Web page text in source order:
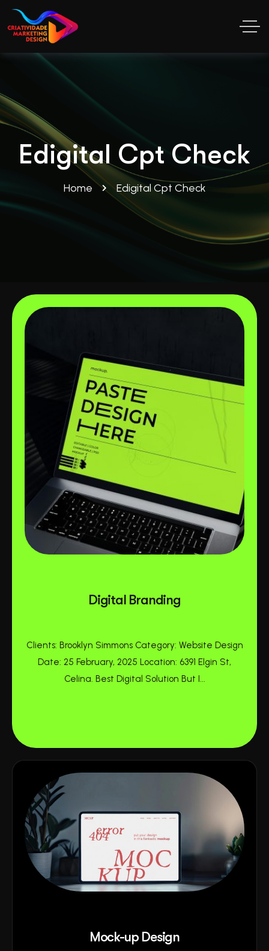
Edigital Cpt Check
Home Edigital Cpt Check
Digital Branding
Clients: Brooklyn Simmons Category: Website Design
Date: 25 February, 2025 Location: 6391 Elgin St,
Celina. Best Digital Solution But I...
Mock-up Design